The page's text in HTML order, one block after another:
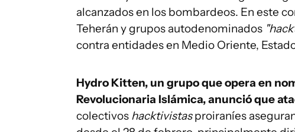
alcanzados en los bombardeos. En este
Teherán y grupos autodenominados
contra entidades en Medio Oriente,
Hydro Kitten, un grupo que opera en
Revolucionaria Islámica, anunció que
colectivos hacktivistasproiraníes